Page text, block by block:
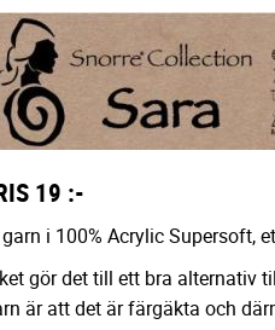
:-
i 100% Acrylic Supersoft,
gör det till ett bra alternativ
är att det är färgäkta och